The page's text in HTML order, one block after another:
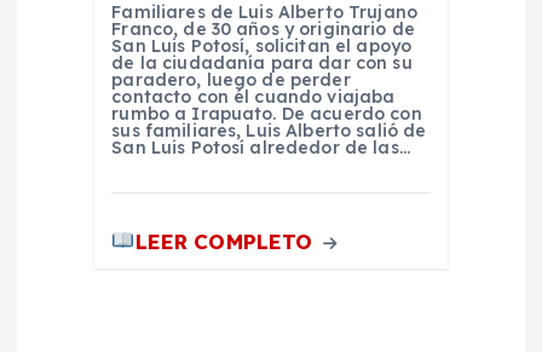
Familiares de Luis Alberto Trujano
Franco, de 30 años y originario de
San Luis Potosí, solicitan el apoyo
de la ciudadanía para dar con su
paradero, luego de perder
contacto con él cuando viajaba
rumbo a Irapuato. De acuerdo con
sus familiares, Luis Alberto salió de
San Luis Potosí alrededor de las…
LEER COMPLETO